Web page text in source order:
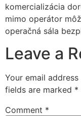
komercializácia
mimo operátor
operačná sála
Leave a
Your email
fields are marked *
Comment *